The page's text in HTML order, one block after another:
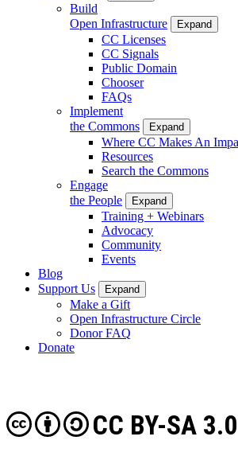
Build
Open Infrastructure
Expand
CC Licenses
CC Signals
Public Domain
Chooser
FAQs
Implement
the Commons
Expand
Where CC Makes An
Resources
Search the Commons
Engage
the People
Expand
Training + Webinars
Advocacy
Community
Events
Blog
Support Us
Expand
Make a Gift
Open Infrastructure Circle
Donor FAQ
Donate
CC BY-SA